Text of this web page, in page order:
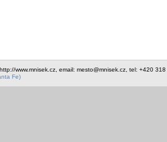
www.mnisek.cz, email: mesto@mnisek.cz, tel: +420
Fe)